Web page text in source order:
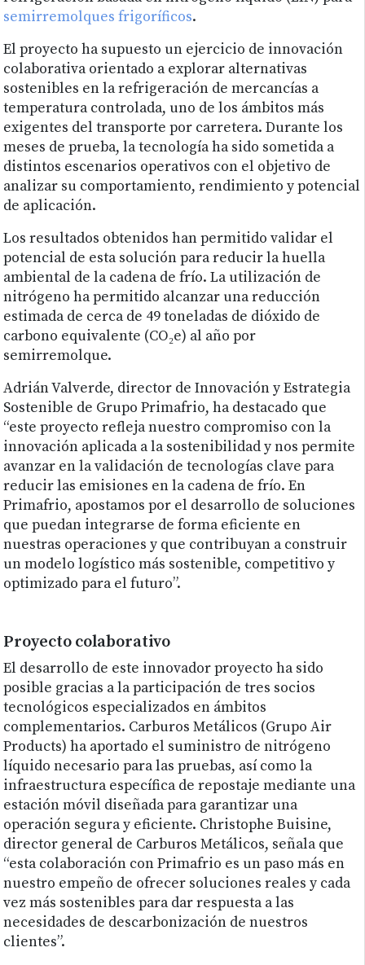
semirremolques frigoríficos.
El proyecto ha supuesto un ejercicio de innovación
colaborativa orientado a explorar alternativas
sostenibles en la refrigeración de mercancías a
temperatura controlada, uno de los ámbitos más
exigentes del transporte por carretera. Durante los
meses de prueba, la tecnología ha sido sometida a
distintos escenarios operativos con el objetivo de
analizar su comportamiento, rendimiento y potencial
de aplicación.
Los resultados obtenidos han permitido validar el
potencial de esta solución para reducir la huella
ambiental de la cadena de frío. La utilización de
nitrógeno ha permitido alcanzar una reducción
estimada de cerca de 49 toneladas de dióxido de
carbono equivalente (CO₂e) al año por
semirremolque.
Adrián Valverde, director de Innovación y Estrategia
Sostenible de Grupo Primafrio, ha destacado que
“este proyecto refleja nuestro compromiso con la
innovación aplicada a la sostenibilidad y nos permite
avanzar en la validación de tecnologías clave para
reducir las emisiones en la cadena de frío. En
Primafrio, apostamos por el desarrollo de soluciones
que puedan integrarse de forma eficiente en
nuestras operaciones y que contribuyan a construir
un modelo logístico más sostenible, competitivo y
optimizado para el futuro”.
Proyecto colaborativo
El desarrollo de este innovador proyecto ha sido
posible gracias a la participación de tres socios
tecnológicos especializados en ámbitos
complementarios. Carburos Metálicos (Grupo Air
Products) ha aportado el suministro de nitrógeno
líquido necesario para las pruebas, así como la
infraestructura específica de repostaje mediante una
estación móvil diseñada para garantizar una
operación segura y eficiente. Christophe Buisine,
director general de Carburos Metálicos, señala que
“esta colaboración con Primafrio es un paso más en
nuestro empeño de ofrecer soluciones reales y cada
vez más sostenibles para dar respuesta a las
necesidades de descarbonización de nuestros
clientes”.